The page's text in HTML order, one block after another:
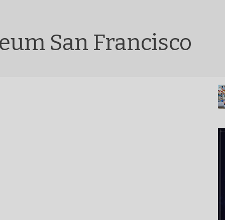
San Francisco